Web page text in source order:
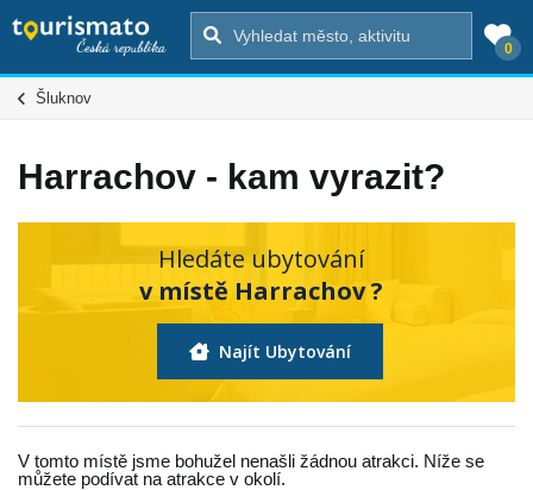
0
Šluknov
Harrachov - kam vyrazit?
Hledáte ubytování
v místě Harrachov ?
Najít Ubytování
V tomto místě jsme bohužel nenašli žádnou atrakci. Níže se
můžete podívat na atrakce v okolí.